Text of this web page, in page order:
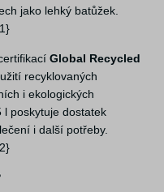
jako lehký batůžek.
Global Recycled
recyklovaných
i ekologických
l poskytuje dostatek
i další potřeby.